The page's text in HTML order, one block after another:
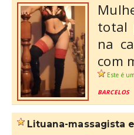
total
na
com
Este é
BARCELOS
lituana-massagista